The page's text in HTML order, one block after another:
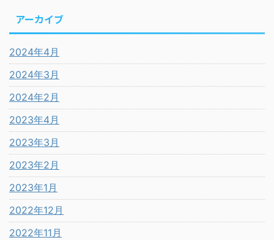
アーカイブ
2024年4月
2024年3月
2024年2月
2023年4月
2023年3月
2023年2月
2023年1月
2022年12月
2022年11月